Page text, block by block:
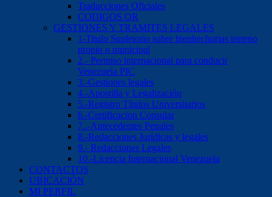
Traducciones Oficiales
CODIGOS QR
GESTIONES Y TRAMITES LEGALES
1-Titulo Supletorio sobre bienhechurias terreno
propio o municipal
2.- Permiso internacional para conducir
Venezuela PIC
3.-Gestiones legales
4.-Apostilla y Legalización
5.-Registro Títulos Universitarios
6.-Certificacion Consular
7..-Antecedentes Penales
8.-Redacciones Jurídicas y legales
9.- Redacciones Legales
10.-Licencia Internacional Venezuela
CONTACTOS
UBICACIÓN
MI PERFIL